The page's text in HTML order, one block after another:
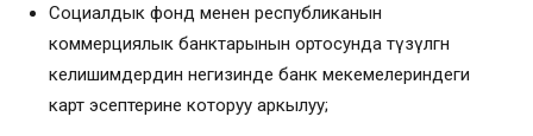
Социалдык фонд менен республиканын
коммерциялык банктарынын ортосунда түзүлгөн
келишимдердин негизинде банк мекемелериндеги
карт эсептерине которуу аркылуу;